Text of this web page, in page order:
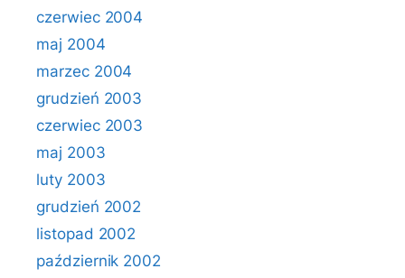
czerwiec 2004
maj 2004
marzec 2004
grudzień 2003
czerwiec 2003
maj 2003
luty 2003
grudzień 2002
listopad 2002
październik 2002